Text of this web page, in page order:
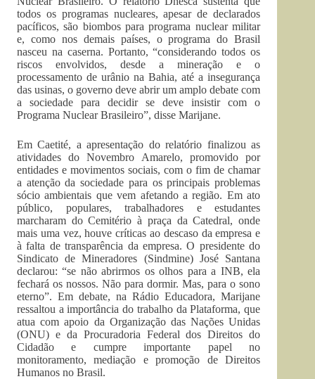
todos os programas nucleares, apesar de declarados
pacíficos, são biombos para programa nuclear militar
e, como nos demais países, o programa do Brasil
nasceu na caserna. Portanto, “considerando todos os
riscos envolvidos, desde a mineração e o
processamento de urânio na Bahia, até a insegurança
das usinas, o governo deve abrir um amplo debate com
a sociedade para decidir se deve insistir com o
Programa Nuclear Brasileiro”, disse Marijane.
Em Caetité, a apresentação do relatório finalizou as
atividades do Novembro Amarelo, promovido por
entidades e movimentos sociais, com o fim de chamar
a atenção da sociedade para os principais problemas
sócio ambientais que vem afetando a região. Em ato
público, populares, trabalhadores e estudantes
marcharam do Cemitério à praça da Catedral, onde
mais uma vez, houve críticas ao descaso da empresa e
à falta de transparência da empresa. O presidente do
Sindicato de Mineradores (Sindmine) José Santana
declarou: “se não abrirmos os olhos para a INB, ela
fechará os nossos. Não para dormir. Mas, para o sono
eterno”. Em debate, na Rádio Educadora, Marijane
ressaltou a importância do trabalho da Plataforma, que
atua com apoio da Organização das Nações Unidas
(ONU) e da Procuradoria Federal dos Direitos do
Cidadão e cumpre importante papel no
monitoramento, mediação e promoção de Direitos
Humanos no Brasil.